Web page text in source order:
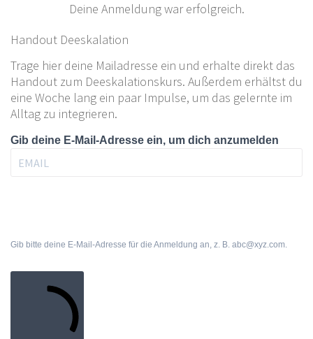
Deine Anmeldung war erfolgreich.
Handout Deeskalation
Trage hier deine Mailadresse ein und erhalte direkt das
Handout zum Deeskalationskurs. Außerdem erhältst du
eine Woche lang ein paar Impulse, um das gelernte im
Alltag zu integrieren.
Gib deine E-Mail-Adresse ein, um dich anzumelden
Gib bitte deine E-Mail-Adresse für die Anmeldung an, z. B. abc@xyz.com.